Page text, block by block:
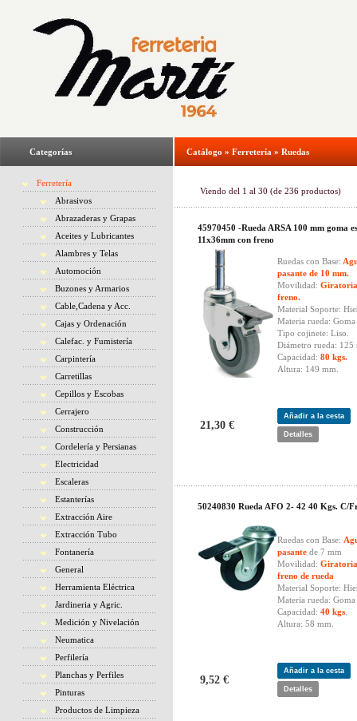
Categorías
Ferretería
Abrasivos
Abrazaderas y Grapas
Aceites y Lubricantes
Alambres y Telas
Automoción
Buzones y Armarios
Cable,Cadena y Acc.
Cajas y Ordenación
Calefac. y Fumistería
Carpintería
Carretillas
Cepillos y Escobas
Cerrajero
Construcción
Cordelería y Persianas
Electricidad
Escaleras
Estanterías
Extracción Aire
Extracción Tubo
Fontanería
General
Herramienta Eléctrica
Jardineria y Agric.
Medición y Nivelación
Neumatica
Perfilería
Planchas y Perfiles
Pinturas
Productos de Limpieza
Catálogo » Ferretería » Ruedas
Viendo del 1 al 30 (de 236 productos)
45970450 -Rueda ARSA 100 mm goma
11x36mm con freno
Ruedas con Base:
pasante de 10 mm.
Movilidad:
freno.
Material Soporte:
Materia rueda: Goma
Tipo cojinete: Liso.
Diámetro rueda: 125
Capacidad: 80 kgs.
Altura: 149 mm.
21,30 €
Añadir a la cesta
Detalles
50240830 Rueda AFO 2- 42 40 Kgs. C/
Ruedas con Base:
pasante de 7 mm
Movilidad:
freno de rueda
Material Soporte:
Materia rueda: Goma
Capacidad: 40 kgs
Altura: 58 mm.
9,52 €
Añadir a la cesta
Detalles